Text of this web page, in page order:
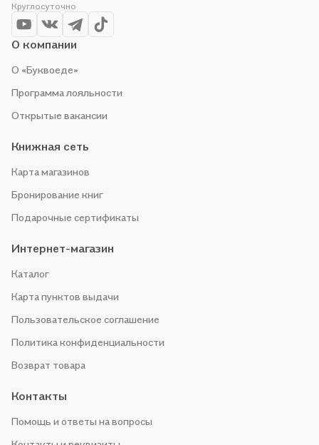
Круглосуточно
О компании
О «Буквоеде»
Программа лояльности
Открытые вакансии
Книжная сеть
Карта магазинов
Бронирование книг
Подарочные сертификаты
Интернет-магазин
Каталог
Карта пунктов выдачи
Пользовательское соглашение
Политика конфиденциальности
Возврат товара
Контакты
Помощь и ответы на вопросы